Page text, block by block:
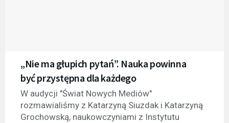
„Nie ma głupich pytań”. Nauka powinna
być przystępna dla każdego
W audycji "Świat Nowych Mediów"
rozmawialiśmy z Katarzyną Siuzdak i Katarzyną
Grochowską, naukowczyniami z Instytutu